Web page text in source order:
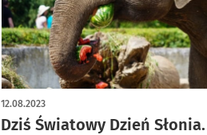
Dziś Światowy Dzień
12.08.2023
artykuł z galerią zdjęć